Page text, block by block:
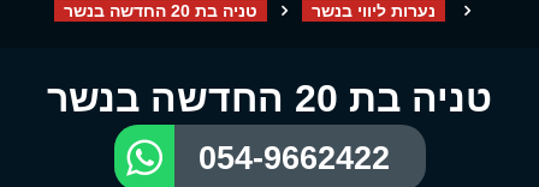
נערות ליווי בנשר
טניה בת 20 החדשה בנשר
טניה בת 20 החדשה בנשר
054-9662422